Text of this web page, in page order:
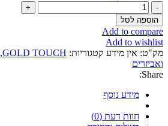
כמות
של
כבל
USB
3.0
למיקרו
B
הוספה לסל
Add to compare
Add to wishlist
מק"ט: אין מידע קטגוריות: GOLD TOUCH
,
ואביזרים
Share:
מידע נוסף
חוות דעת (0)